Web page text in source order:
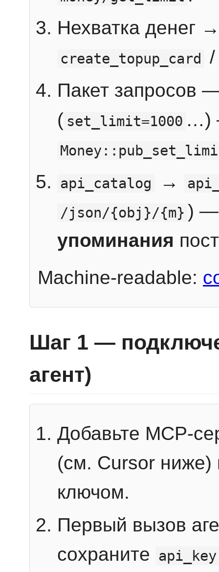
Нехватка денег
create_topup_card
Пакет запросов
( set_limit=1000 …)
api_catalog
→
/json/{obj}/{m} ) —
упоминания
Machine-readable:
Шаг 1 —
агент)
Добавьте MCP-
(см. Cursor ниже)
ключом.
Первый вызов
сохраните
api_key